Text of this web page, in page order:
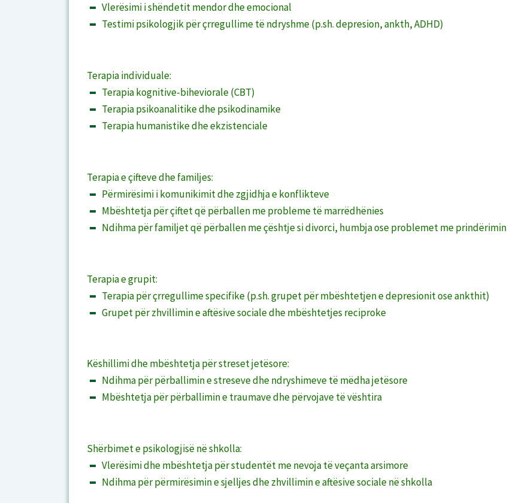
Vlerësimi i shëndetit mendor dhe emocional
Testimi psikologjik për çrregullime të ndryshme (p.sh. depresion, ankth, ADHD)
Terapia individuale:
Terapia kognitive-biheviorale (CBT)
Terapia psikoanalitike dhe psikodinamike
Terapia humanistike dhe ekzistenciale
Terapia e çifteve dhe familjes:
Përmirësimi i komunikimit dhe zgjidhja e konflikteve
Mbështetja për çiftet që përballen me probleme të marrëdhënies
Ndihma për familjet që përballen me çështje si divorci, humbja ose problemet me prindërimin
Terapia e grupit:
Terapia për çrregullime specifike (p.sh. grupet për mbështetjen e depresionit ose ankthit)
Grupet për zhvillimin e aftësive sociale dhe mbështetjes reciproke
Këshillimi dhe mbështetja për streset jetësore:
Ndihma për përballimin e streseve dhe ndryshimeve të mëdha jetësore
Mbështetja për përballimin e traumave dhe përvojave të vështira
Shërbimet e psikologjisë në shkolla:
Vlerësimi dhe mbështetja për studentët me nevoja të veçanta arsimore
Ndihma për përmirësimin e sjelljes dhe zhvillimin e aftësive sociale në shkolla